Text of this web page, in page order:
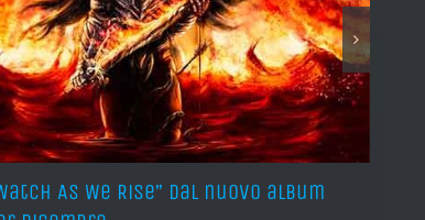
As We Rise” dal nuovo album